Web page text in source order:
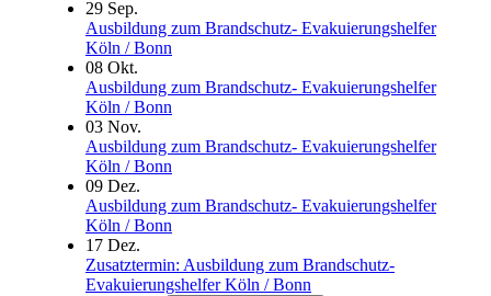
29 Sep.
Ausbildung zum Brandschutz- Evakuierungshelfer
Köln / Bonn
08 Okt.
Ausbildung zum Brandschutz- Evakuierungshelfer
Köln / Bonn
03 Nov.
Ausbildung zum Brandschutz- Evakuierungshelfer
Köln / Bonn
09 Dez.
Ausbildung zum Brandschutz- Evakuierungshelfer
Köln / Bonn
17 Dez.
Zusatztermin: Ausbildung zum Brandschutz-
Evakuierungshelfer Köln / Bonn